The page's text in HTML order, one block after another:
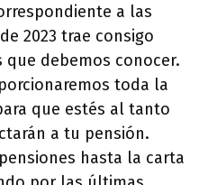
a las
2023 trae consigo
debemos conocer.
toda la
que estés al tanto
a tu pensión.
hasta la carta